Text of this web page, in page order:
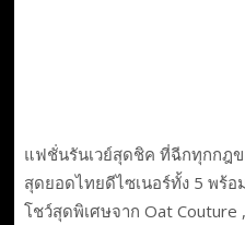
แฟชั่นรันเวย์สุดชิค ที่ฉีกทุกกฎ
สุดยอดไทยดีไซเนอร์ทั้ง 5 พร้
โชว์สุดพิเศษจาก Oat Couture